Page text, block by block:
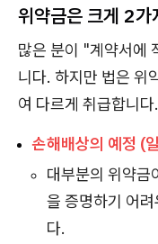
위약금은 크게 2가
많은 분이 "계약서에
니다. 하지만 법은 위
여 다르게 취급합니다.
손해배상의 예정 (
대부분의 위약금
을 증명하기 어
다.